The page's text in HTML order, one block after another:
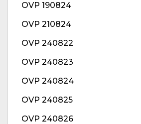
OVP 190824
OVP 210824
OVP 240822
OVP 240823
OVP 240824
OVP 240825
OVP 240826